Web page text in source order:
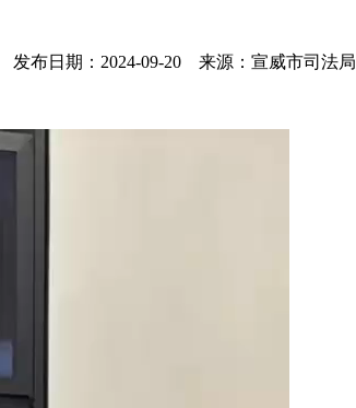
发布日期：2024-09-20 来源：宣威市司法局